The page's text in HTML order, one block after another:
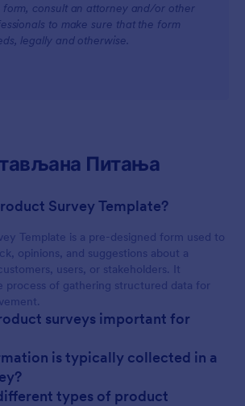
form, consult an attorney and/or other
to make sure that the form
legally and otherwise.
Питања
Survey Template?
Template is a pre-designed form used to
opinions, and suggestions about a
users, or stakeholders. It
process of gathering structured data for
surveys important for
is typically collected in a
types of product